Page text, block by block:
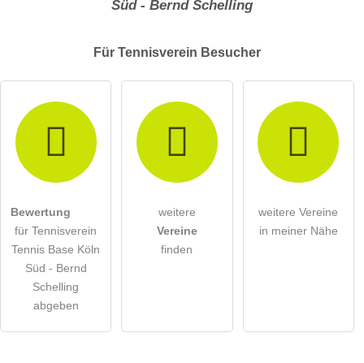
Süd - Bernd Schelling
Für Tennisverein Besucher
Bewertung
für Tennisverein
Tennis Base Köln
Süd - Bernd
Schelling
abgeben
weitere
Vereine
finden
weitere Vereine
in meiner Nähe